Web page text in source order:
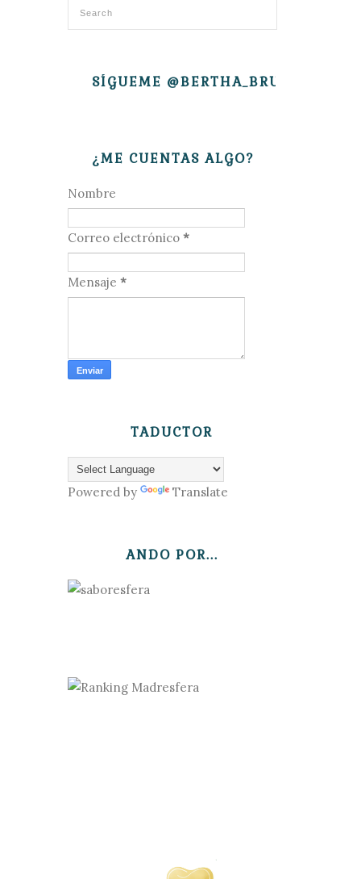
SÍGUEME @BERTHA_BRUJITA
¿ME CUENTAS ALGO?
Nombre
Correo electrónico *
Mensaje *
TADUCTOR
Powered by Translate
ANDO POR...